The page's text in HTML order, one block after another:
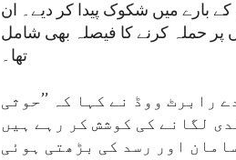
بارے میں شکوک پیدا کر دیے۔ ان
پر حملہ کرنے کا فیصلہ بھی شامل
تھا۔
رابرٹ ووڈ نے کہا کہ ’’حوثی
لگانے کی کوشش کر رہے ہیں
اور رسد کی بڑھتی ہوئی